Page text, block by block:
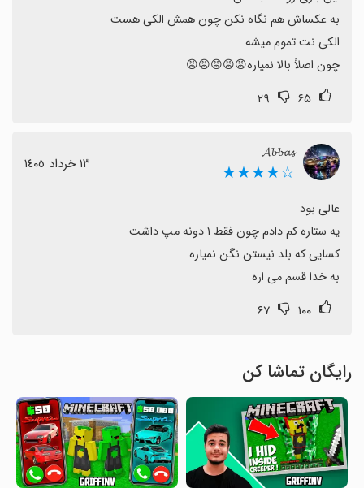
چون اصلاً بالا نمیاره😡😡😡😡😡
۶۵ ۲۹
𝓐𝓫𝓫𝓪𝓼
☆★★★★ ١٣ خرداد ١٤٠٥
به خدا قسم می اره
۱۰۰ ۶۷
رایگان تماشا کن